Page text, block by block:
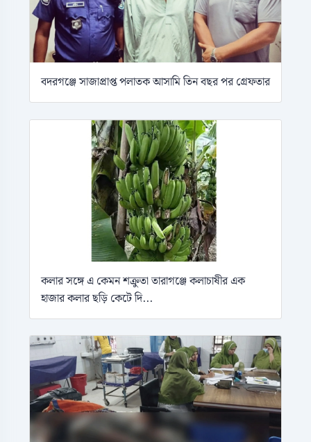
বদরগঞ্জে সাজাপ্রাপ্ত পলাতক আসামি তিন বছর পর গ্রেফতার
কলার সঙ্গে এ কেমন শক্রুতা তারাগঞ্জে কলাচাষীর এক
হাজার কলার ছড়ি কেটে দি...